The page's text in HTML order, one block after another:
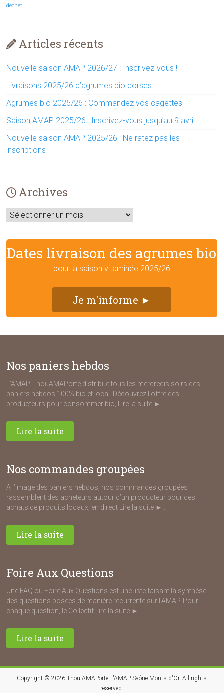
déchet
Articles récents
Nouvelle saison AMAP 2026/27 : Inscrivez-vous !
Livraisons 2025/26 d’agrumes bio corses
Agrumes bio 2025/26 : Commandez vos cagettes
Saison AMAP 2025/26 : Inscrivez-vous jusqu’au 9 avril
Nouvelle saison AMAP 2025/26 : Ne ratez pas les
inscriptions
Archives
Archives
Dates livraison des agrumes bio
pour la saison vitaminée 2025/26
Je m'informe ►
Nos paniers hebdos
L’AMAP ThouAMAPorte distribue tous les mercredis soirs des
paniers hebdos 100% bio et local. Découvrez l'offre des
producteurs pour consommer bio, Lire la suite ►...
Lire la suite
Nos commandes groupées
A l’image des paniers hebdos, nos commandes groupées
rassemblent des acheteurs autour d’un producteur pour des
achats de produits locaux, en direct Lire la suite ►...
Lire la suite
Foire Aux Questions
Une FAQ ou Foire Aux Questions est une liste faisant la synthèse
des questions posées de manière récurrente sur l'AMAP. Pour
chaque question, le Collectif Lire la suite ►...
Lire la suite
Copyright © 2026 Thou AMAPorte, l'AMAP Saône Monts d'Or. All rights
reserved.